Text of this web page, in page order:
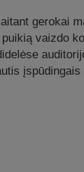
gerokai
vaizdo